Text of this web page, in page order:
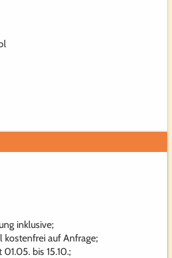
inklusive;
kostenfrei auf Anfrage;
bis 15.10.;